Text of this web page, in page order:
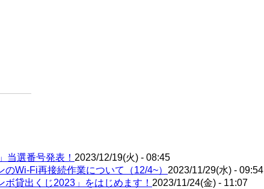
選番号発表！ 2023/12/19(火) - 08:45
Wi-Fi再接続作業について（12/4~） 2023/11/29(水) - 09:54
貸出くじ2023」をはじめます！ 2023/11/24(金) - 11:07